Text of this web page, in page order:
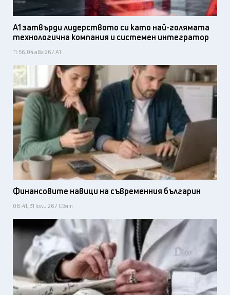
А1 затвърди лидерството си като най-голямата
технологична компания и системен интегратор
11:56, 04 авг 26 / А1
Финансовите навици на съвременния българин
08:41, 31 юли 26 / Свят